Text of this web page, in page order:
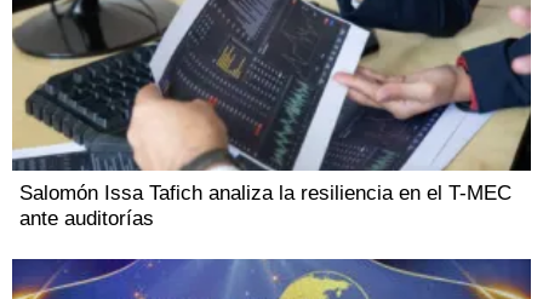
Salomón Issa Tafich analiza la resiliencia en el T-MEC
ante auditorías